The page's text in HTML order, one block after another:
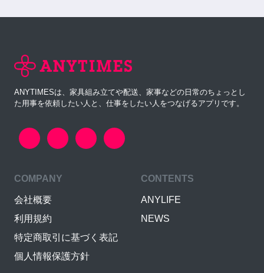
ANYTIMESは、家具組み立てや配送、家事などの日常のちょっとし
た用事を依頼したい人と、仕事をしたい人をつなげるアプリです。
COMPANY
会社概要
利用規約
特定商取引に基づく表記
個人情報保護方針
CONTENTS
ANYLIFE
NEWS